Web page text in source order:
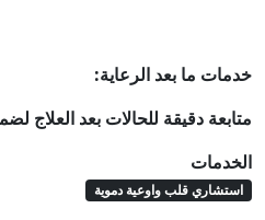
خدمات ما بعد الرعاية:
متابعة دقيقة للحالات بعد العلاج
الخدمات
استشاري قلب واوعية دموية